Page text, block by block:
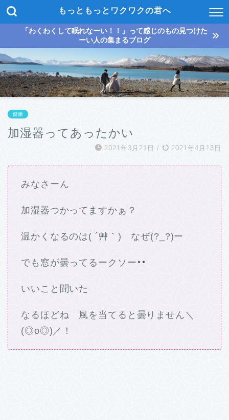
もっともっとワクワクの君へ
「わくわくして眠れなーい！！」って感じのもの見つけた
ーい人の集まるブログ
健康
加湿器ってあったかい
2021年3月21日 / 2021年4月13日
みなさーん
加湿器つかってますかぁ？
温かくなるのは( ´艸｀) なぜ(?_?)ー
でも窓が曇ってるークソー
いいこと聞いた
なるほどね 風を当てると曇りません＼
(◎o◎)／！